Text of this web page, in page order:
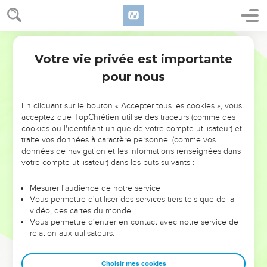
NE MANQUEZ PAS L’ÉVÉNEMENT
DE L’ANNÉE !
ET SI LEURS ERREURS POUVAIENT VOUS ÉVITER LES
VOTRES ?
leur foi ou leur vision. Mais on voit moins les doutes, les erreurs
et les saisons difficiles qu'ils ont traversés, alors même que ce
sont elles qui les ont façonnés.
Dans cette conférence, leaders, entrepreneurs, et responsables
clés pour avancer avec plus de sagesse afin que leurs erreurs
Votre vie privée est importante
pour nous
En cliquant sur le bouton « Accepter tous les cookies », vous
acceptez que TopChrétien utilise des traceurs (comme des
cookies ou l'identifiant unique de votre compte utilisateur) et
traite vos données à caractère personnel (comme vos
données de navigation et les informations renseignées dans
votre compte utilisateur) dans les buts suivants :
Mesurer l'audience de notre service
Vous permettre d'utiliser des services tiers tels que de la
vidéo, des cartes du monde…
Vous permettre d'entrer en contact avec notre service de
relation aux utilisateurs.
Choisir mes cookies